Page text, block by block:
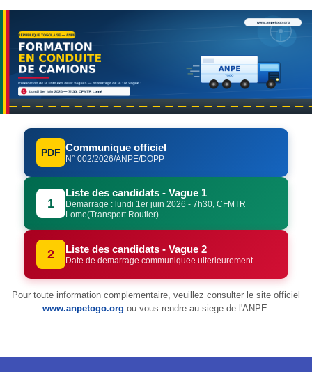
PDF Communique officiel
N° 002/2026/ANPE/DOPP
1
Liste des candidats - Vague 1
Demarrage : lundi 1er juin 2026 - 7h30, CFMTR
Lome(Transport Routier)
2 Liste des candidats - Vague 2
Date de demarrage communiquee ulterieurement
Pour toute information complementaire, veuillez consulter le site officiel
www.anpetogo.org ou vous rendre au siege de l'ANPE.